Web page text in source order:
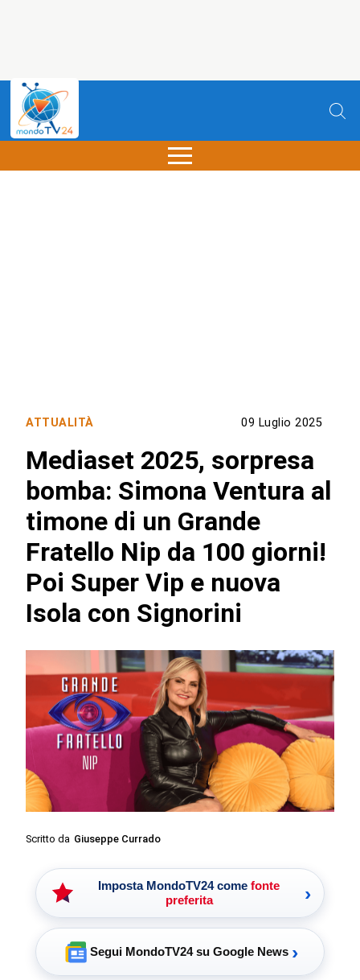
ATTUALITÀ 09 Luglio 2025
Mediaset 2025, sorpresa
bomba: Simona Ventura al
timone di un Grande
Fratello Nip da 100 giorni!
Poi Super Vip e nuova
Isola con Signorini
Scritto da Giuseppe Currado
Imposta MondoTV24 come fonte
preferita
›
Segui MondoTV24 su Google News ›